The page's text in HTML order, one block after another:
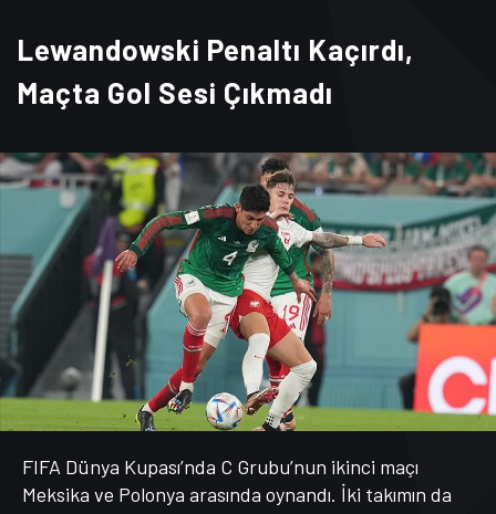
Lewandowski Penaltı Kaçırdı,
Maçta Gol Sesi Çıkmadı
FIFA Dünya Kupası’nda C Grubu’nun ikinci maçı
Meksika ve Polonya arasında oynandı. İki takımın da